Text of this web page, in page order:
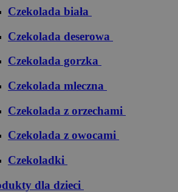
Czekolada biała
Czekolada deserowa
Czekolada gorzka
Czekolada mleczna
Czekolada z orzechami
Czekolada z owocami
Czekoladki
dla dzieci